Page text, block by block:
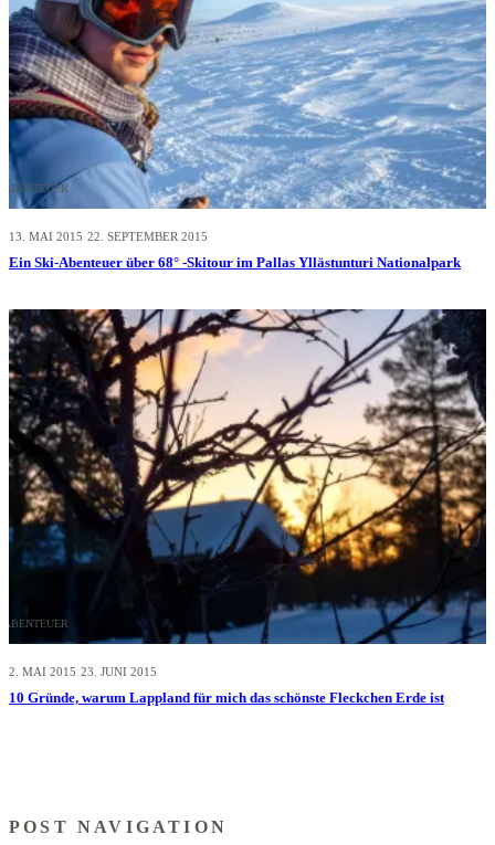
ABENTEUER
13. MAI 2015 22. SEPTEMBER 2015
Ein Ski-Abenteuer über 68° -Skitour im Pallas Yllästunturi Nationalpark
ABENTEUER
2. MAI 2015 23. JUNI 2015
10 Gründe, warum Lappland für mich das schönste Fleckchen Erde ist
POST NAVIGATION